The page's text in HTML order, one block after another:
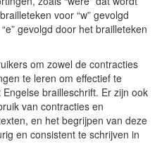
voor “w” gevolgd
gevolgd door het brailleteken
om zowel de contracties
te leren om effectief te
brailleschrift. Er zijn ook
van contracties en
en het begrijpen van deze
en consistent te schrijven in